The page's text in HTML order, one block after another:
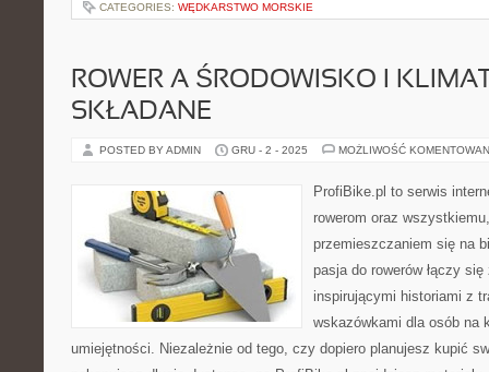
CATEGORIES: WĘDKARSTWO MORSKIE
ROWER A ŚRODOWISKO I
SKŁADANE
POSTED BY ADMIN GRU - 2 - 2025 MOŻLIWOŚĆ
ProfiBike.pl to serwis
rowerom oraz
przemieszczaniem się na
pasja do rowerów łączy
inspirującymi historiami z
wskazówkami dla osób na
umiejętności. Niezależnie od tego, czy dopiero planujesz kupić